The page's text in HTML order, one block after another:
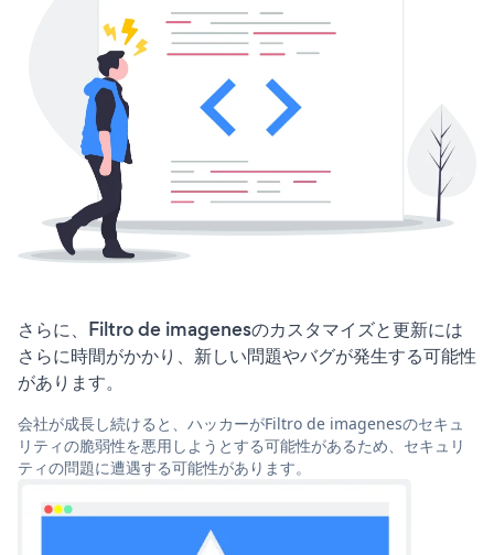
さらに、Filtro de imagenesのカスタマイズと更新には
さらに時間がかかり、新しい問題やバグが発生する可能性
があります。
会社が成長し続けると、ハッカーがFiltro de imagenesのセキュ
リティの脆弱性を悪用しようとする可能性があるため、セキュリ
ティの問題に遭遇する可能性があります。